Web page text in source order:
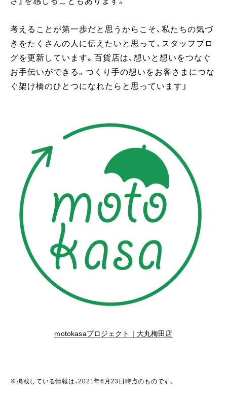
考えることが第一歩だと思うからこそ、私たちの気づ
きをたくさんの人に伝えたいと思って、スタッフブロ
グを更新しています。百貨店は、想いと想いをつなぐ
お手伝いができる。つくり手の想いをお客さまにつな
ぐ架け橋のひとつになれたらと思っています」
motokasaプロジェクト｜大丸梅田店
※掲載している情報は、2021年6月23日時点のものです。